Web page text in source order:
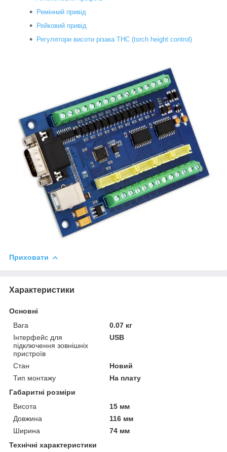
Ремінний привід
Рейковий привід
Регулятори висоти різака THC (torch height control)
Приховати
Характеристики
Основні
Вага
0.07 кг
Інтерфейс для
підключення зовнішніх
пристроїв
USB
Стан
Новий
Тип монтажу
На плату
Габаритні розміри
Висота
15 мм
Довжина
116 мм
Ширина
74 мм
Технічні характеристики